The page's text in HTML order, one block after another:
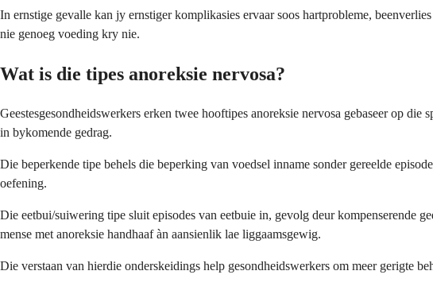
In ernstige gevalle kan jy ernstiger komplikasies ervaar soos hartprobleme,
nie genoeg voeding kry nie.
Wat is die tipes anoreksie nervosa?
Geestesgesondheidswerkers erken twee hooftipes anoreksie nervosa gebaseer op
in bykomende gedrag.
Die beperkende tipe behels die beperking van voedsel inname sonder gereelde
oefening.
Die eetbui/suiwering tipe sluit episodes van eetbuie in, gevolg deur kompenserende
mense met anoreksie handhaaf àn aansienlik lae liggaamsgewig.
Die verstaan van hierdie onderskeidings help gesondheidswerkers om meer gerigte